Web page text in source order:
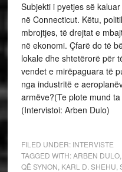
Subjekti i pyetjes së
në Connecticut. Këtu,
mbrojtjes, të drejtat e
në ekonomi. Çfarë do të
lokale dhe shtetërorë për
vendet e mirëpaguara të
nga industritë e
armëve?(Te plote mund
(Intervistoi: Arben Dulo)
FILED UNDER: INTERVISTE
TAGGED WITH:ARBEN DULO,
QË SYNON KARL D. SHEHU